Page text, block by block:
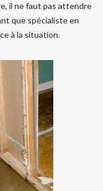
il ne faut pas attendre
que spécialiste en
à la situation.